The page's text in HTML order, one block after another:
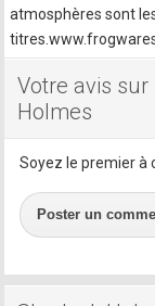
atmosphères sont
Votre avis
Holmes
Soyez le premier à
Poster un